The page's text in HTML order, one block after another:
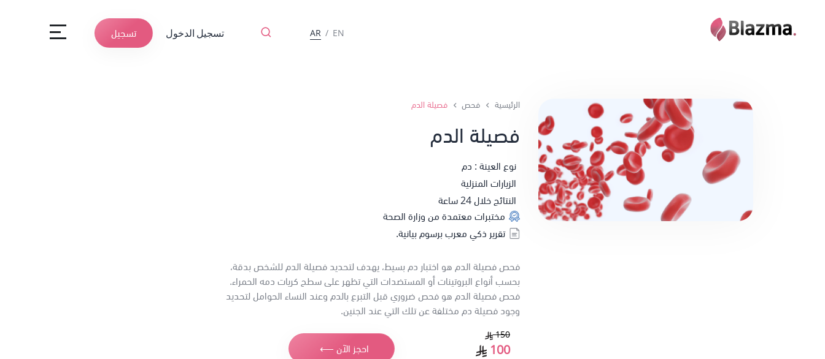
EN
/
AR تسجيل الدخول تسجيل
الرئيسية فحص فصيلة الدم
فصيلة الدم
نوع العينة : دم
الزيارات المنزلية
النتائج خلال 24 ساعة
مختبرات معتمدة من وزارة الصحة
تقرير ذكي معرب برسوم بيانية.
فحص فصيلة الدم هو اختبار دم بسيط، يهدف لتحديد فصيلة الدم للشخص بدقة،
بحسب أنواع البروتينات أو المستضدات التي تظهر على سطح كريات دمه الحمراء.
فحص فصيلة الدم هو فحص ضروري قبل التبرع بالدم وعند النساء الحوامل لتحديد
وجود فصيلة دم مختلفة عن تلك التي عند الجنين.
150
100 احجز الآن ⟵